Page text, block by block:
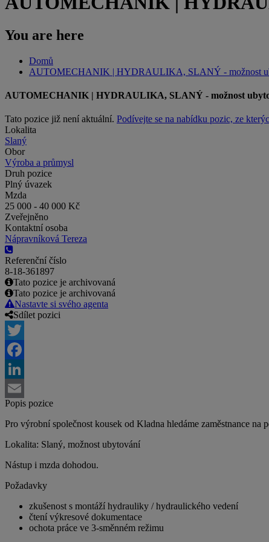
You are here
Domů
AUTOMECHANIK | HYDRAULIKA, SLANÝ - možnost
AUTOMECHANIK | HYDRAULIKA, SLANÝ - možnost
Tato pozice již není aktuální. Podívejte se na nabídku pozic, ze
Lokalita
Slaný
Obor
Výroba a průmysl
Druh pozice
Plný úvazek
Mzda
25 000 - 40 000 Kč
Zveřejněno
Kontaktní osoba
Nápravníková Tereza
Referenční číslo
8-18-361897
Tato pozice je archivovaná
Tato pozice je archivovaná
Nastavte si svého agenta
Sdílet pozici
Twitter
Facebook
LinkedIn
Email
Popis pozice
Pro výrobní společnost kousek od Kladna hledáme zaměstnance
Lokalita: Slaný, možnost ubytování
Nástup i mzda dohodou.
Požadavky
zkušenost s montáží hydrauliky / hydraulického vedení
čtení výkresové dokumentace
ochota práce ve 3-směnném režimu